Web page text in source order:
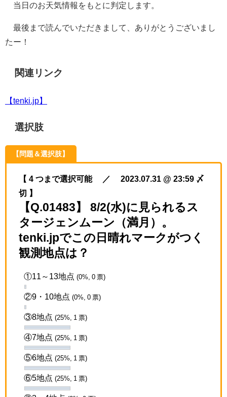
当日のお天気情報をもとに判定します。
最後まで読んでいただきまして、ありがとうございまし
たー！
関連リンク
【tenki.jp】
選択肢
【問題＆選択肢】
【 4 つまで選択可能 ／ 2023.07.31 @ 23:59 〆
切 】
【Q.01483】 8/2(水)に見られるス
タージェンムーン（満月）。
tenki.jpでこの日晴れマークがつく
観測地点は？
①11～13地点 (0%, 0 票)
②9・10地点 (0%, 0 票)
③8地点 (25%, 1 票)
④7地点 (25%, 1 票)
⑤6地点 (25%, 1 票)
⑥5地点 (25%, 1 票)